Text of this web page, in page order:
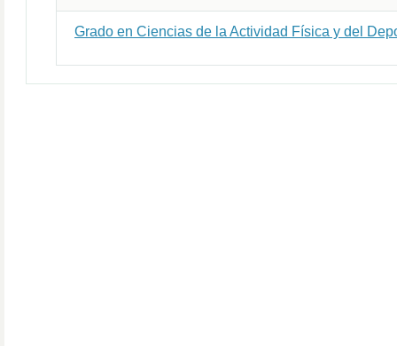
Grado en Ciencias de la Actividad Física y del